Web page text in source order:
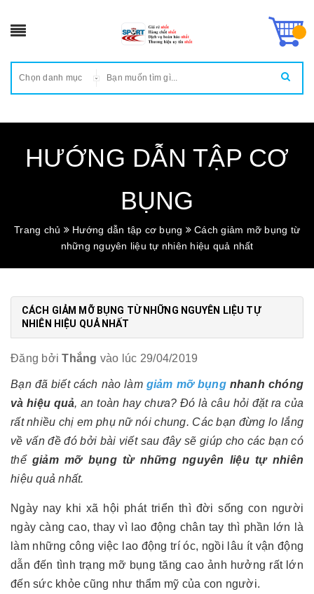
Chọn danh mục
HƯỚNG DẪN TẬP CƠ
BỤNG
Trang chủ Hướng dẫn tập cơ bụng
Cách giảm mỡ bụng từ
những nguyên liệu tự nhiên hiệu quả nhất
CÁCH GIẢM MỠ BỤNG TỪ NHỮNG NGUYÊN LIỆU TỰ
NHIÊN HIỆU QUẢ NHẤT
Đăng bởiThắng vào lúc 29/04/2019
Bạn đã biết cách nào làm giảm mỡ bụngnhanh chóng
và hiệu quả, an toàn hay chưa? Đó là câu hỏi đặt ra của
rất nhiều chị em phụ nữ nói chung. Các bạn đừng lo lắng
về vấn đề đó bởi bài viết sau đây sẽ giúp cho các bạn có
thể giảm mỡ bụng từ những nguyên liệu tự nhiên
hiệu quả nhất.
Ngày nay khi xã hội phát triển thì đời sống con người
ngày càng cao, thay vì lao động chân tay thì phần lớn là
làm những công việc lao động trí óc, ngồi lâu ít vận động
dẫn đến tình trạng mỡ bụng tăng cao ảnh hưởng rất lớn
đến sức khỏe cũng như thẩm mỹ của con người.